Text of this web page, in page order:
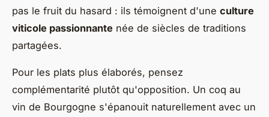
pas le fruit du hasard : ils témoignent d'une culture
viticole passionnante née de siècles de traditions
partagées.
Pour les plats plus élaborés, pensez
complémentarité plutôt qu'opposition. Un coq au
vin de Bourgogne s'épanouit naturellement avec un